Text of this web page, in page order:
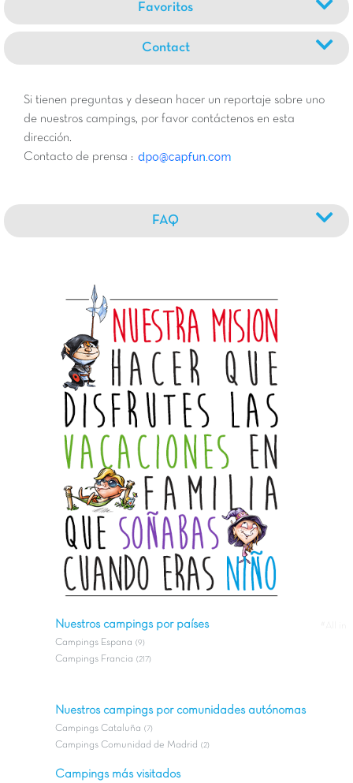
Favoritos
Contact
Si tienen preguntas y desean hacer un reportaje sobre uno
de nuestros campings, por favor contáctenos en esta
dirección.
Contacto de prensa :
FAQ
Nuestros campings por países
Campings Espana (9)
Campings Francia (217)
Nuestros campings por comunidades autónomas
Campings Cataluña (7)
Campings Comunidad de Madrid (2)
Campings más visitados